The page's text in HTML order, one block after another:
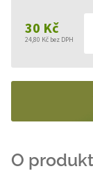
30 Kč
24,80 Kč bez DPH
cena: